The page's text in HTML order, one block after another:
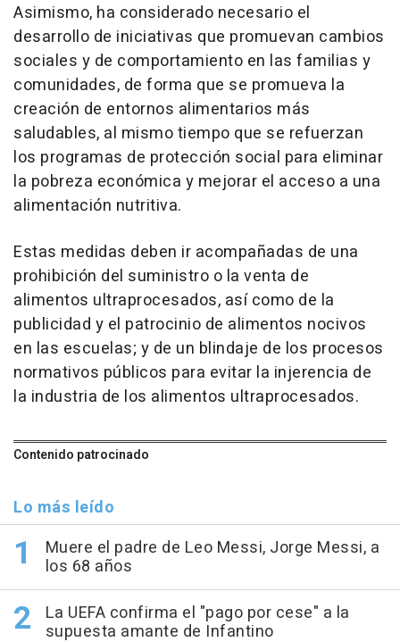
Asimismo, ha considerado necesario el
desarrollo de iniciativas que promuevan cambios
sociales y de comportamiento en las familias y
comunidades, de forma que se promueva la
creación de entornos alimentarios más
saludables, al mismo tiempo que se refuerzan
los programas de protección social para eliminar
la pobreza económica y mejorar el acceso a una
alimentación nutritiva.
Estas medidas deben ir acompañadas de una
prohibición del suministro o la venta de
alimentos ultraprocesados, así como de la
publicidad y el patrocinio de alimentos nocivos
en las escuelas; y de un blindaje de los procesos
normativos públicos para evitar la injerencia de
la industria de los alimentos ultraprocesados.
Contenido patrocinado
Lo más leído
Muere el padre de Leo Messi, Jorge Messi, a
los 68 años
La UEFA confirma el "pago por cese" a la
supuesta amante de Infantino